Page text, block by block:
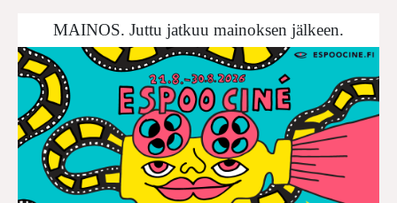
MAINOS. Juttu jatkuu mainoksen jälkeen.